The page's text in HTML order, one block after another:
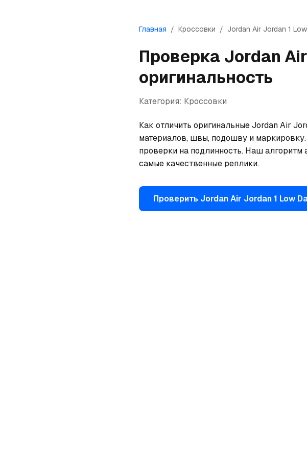
Главная / Кроссовки / Jordan Air Jordan 1
Проверка Jordan
оригинальность
Категория: Кроссовки
Как отличить оригинальные Jordan Air
материалов, швы, подошву и
проверки на подлинность. Наш алгоритм
самые качественные реплики.
Проверить JordanAir Jordan 1 Low